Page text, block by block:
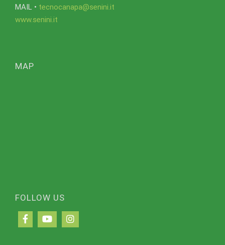
MAIL • tecnocanapa@senini.it
www.senini.it
MAP
FOLLOW US